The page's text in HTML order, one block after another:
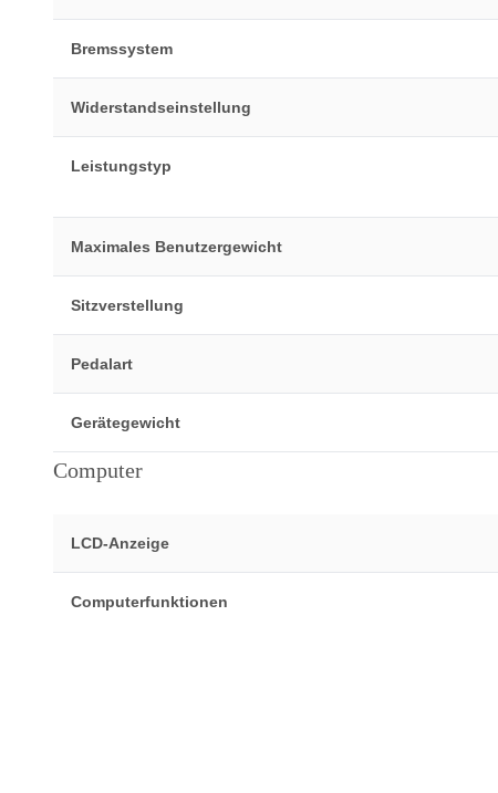
Bremssystem
Widerstandseinstellung
Leistungstyp
Maximales Benutzergewicht
Sitzverstellung
Pedalart
Gerätegewicht
Computer
LCD-Anzeige
Computerfunktionen